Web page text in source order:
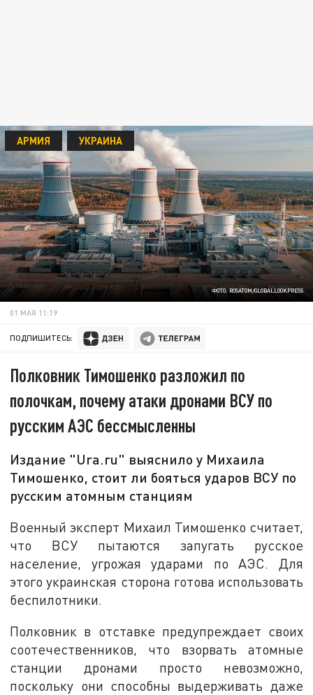
ФОТО: ROSATOM/GLOBALLOOKPRESS
АРМИЯ УКРАИНА
01 МАЯ 11:19
ПОДПИШИТЕСЬ:
Полковник Тимошенко разложил по
полочкам, почему атаки дронами ВСУ по
русским АЭС бессмысленны
Издание "Ura.ru" выяснило у Михаила
Тимошенко, стоит ли бояться ударов ВСУ по
русским атомным станциям
Военный эксперт Михаил Тимошенко считает,
что ВСУ пытаются запугать русское
население, угрожая ударами по АЭС. Для
этого украинская сторона готова использовать
беспилотники.
Полковник в отставке предупреждает своих
соотечественников, что взорвать атомные
станции дронами просто невозможно,
поскольку они способны выдерживать даже